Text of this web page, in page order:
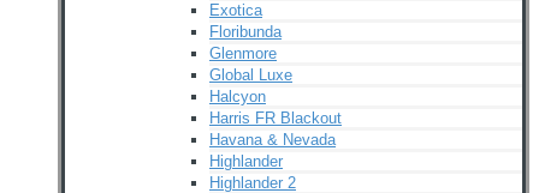
Exotica
Floribunda
Glenmore
Global Luxe
Halcyon
Harris FR Blackout
Havana & Nevada
Highlander
Highlander 2